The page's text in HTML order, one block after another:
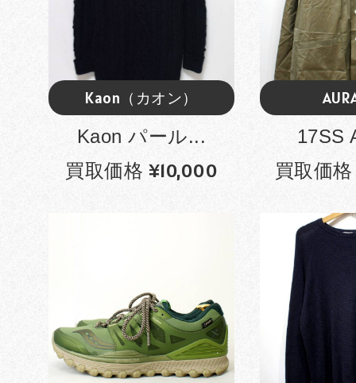
Kaon（カオン）
Kaon パール...
買取価格 ¥10,000
17SS
買取価